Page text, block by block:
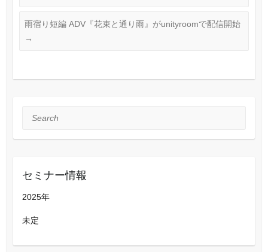
⾬宿り短編 ADV『花束と通り⾬』がunityroomで配信開始
→
Search
セミナー情報
2025年
未定